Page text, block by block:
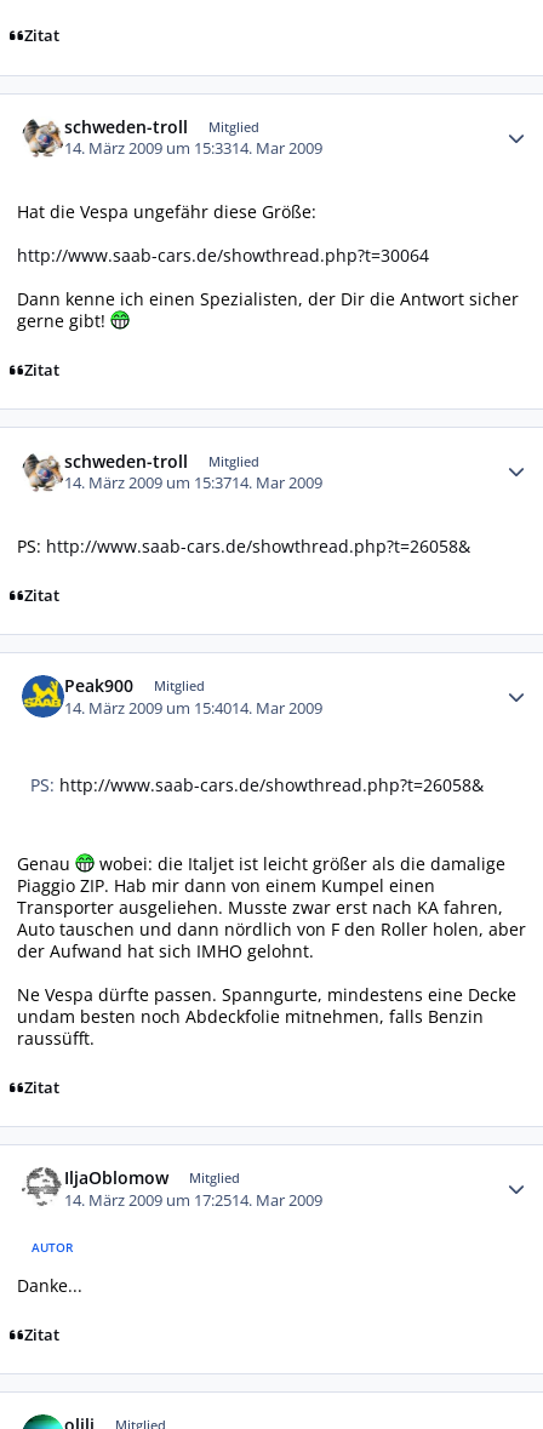
Zitat
schweden-troll Mitglied
14. März 2009 um 15:3314. Mar 2009
Hat die Vespa ungefähr diese Größe:
http://www.saab-cars.de/showthread.php?t=30064
Dann kenne ich einen Spezialisten, der Dir die Antwort sicher
gerne gibt!
Zitat
schweden-troll Mitglied
14. März 2009 um 15:3714. Mar 2009
PS: http://www.saab-cars.de/showthread.php?t=26058&
Zitat
Peak900 Mitglied
14. März 2009 um 15:4014. Mar 2009
PS: http://www.saab-cars.de/showthread.php?t=26058&
Genau
wobei: die Italjet ist leicht größer als die damalige
Piaggio ZIP. Hab mir dann von einem Kumpel einen
Transporter ausgeliehen. Musste zwar erst nach KA fahren,
Auto tauschen und dann nördlich von F den Roller holen, aber
der Aufwand hat sich IMHO gelohnt.
Ne Vespa dürfte passen. Spanngurte, mindestens eine Decke
undam besten noch Abdeckfolie mitnehmen, falls Benzin
raussüfft.
Zitat
IljaOblomow Mitglied
14. März 2009 um 17:2514. Mar 2009
AUTOR
Danke...
Zitat
Mitglied